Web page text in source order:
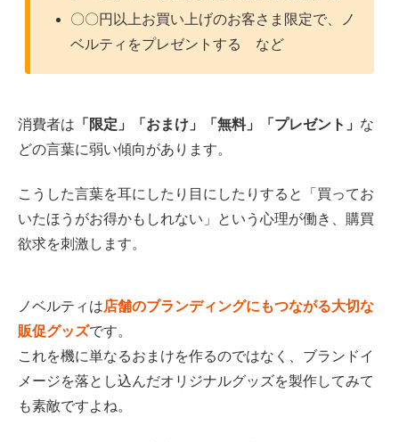
〇〇円以上お買い上げのお客さま限定で、ノ
ベルティをプレゼントする など
消費者は 「限定」「おまけ」「無料」「プレゼント」 な
どの言葉に弱い傾向があります。
こうした言葉を耳にしたり目にしたりすると「買ってお
いたほうがお得かもしれない」という心理が働き、購買
欲求を刺激します。
ノベルティは店舗のブランディングにもつながる大切な
販促グッズです。
これを機に単なるおまけを作るのではなく、ブランドイ
メージを落とし込んだオリジナルグッズを製作してみて
も素敵ですよね。